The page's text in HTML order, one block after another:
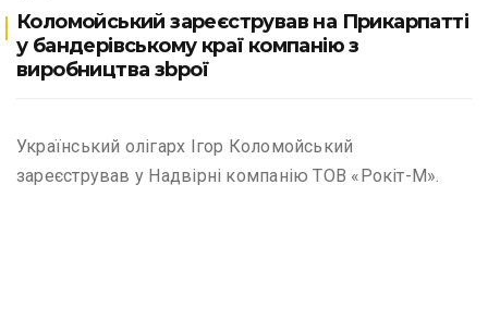
Коломойський зареєстрував на Прикарпатті
у бандерівському краї компанію з
виробництва зbpoї
Український олігарх Ігор Коломойський
зареєстрував у Надвірні компанію ТОВ «Рокіт-М».